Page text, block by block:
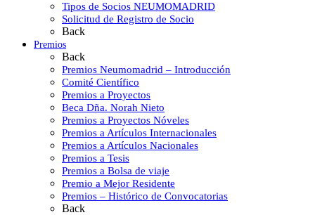
Tipos de Socios NEUMOMADRID
Solicitud de Registro de Socio
Back
Premios
Back
Premios Neumomadrid – Introducción
Comité Científico
Premios a Proyectos
Beca Dña. Norah Nieto
Premios a Proyectos Nóveles
Premios a Artículos Internacionales
Premios a Artículos Nacionales
Premios a Tesis
Premios a Bolsa de viaje
Premio a Mejor Residente
Premios – Histórico de Convocatorias
Back